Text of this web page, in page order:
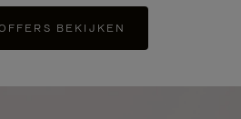
BEKIJKEN